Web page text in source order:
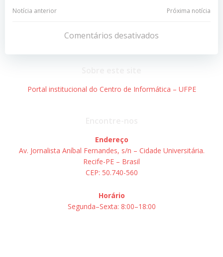
Navegação
Post
Notícia anterior
Navegação
de
Post
Próxima notícia
Comentários desativados
Portal institucional do Centro de Informática – UFPE
Endereço
Av. Jornalista Aníbal Fernandes, s/n – Cidade Universitária.
Recife-PE – Brasil
CEP: 50.740-560
Horário
Segunda–Sexta: 8:00–18:00